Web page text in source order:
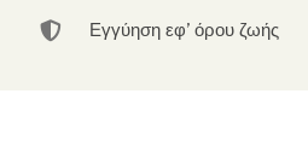
 Εγγύηση εφ’ όρου ζωής